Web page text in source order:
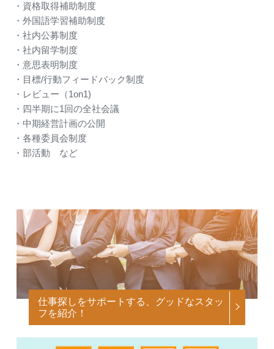
・資格取得補助制度
・外国語学習補助制度
・社内公募制度
・社内留学制度
・意思表明制度
・目標/行動フィードバック制度
・レビュー（1on1)
・四半期に1回の全社会議
・中期経営計画の公開
・各種委員会制度
・部活動 など
仕事探しをサポートする、グッドなスタッ
フを紹介！